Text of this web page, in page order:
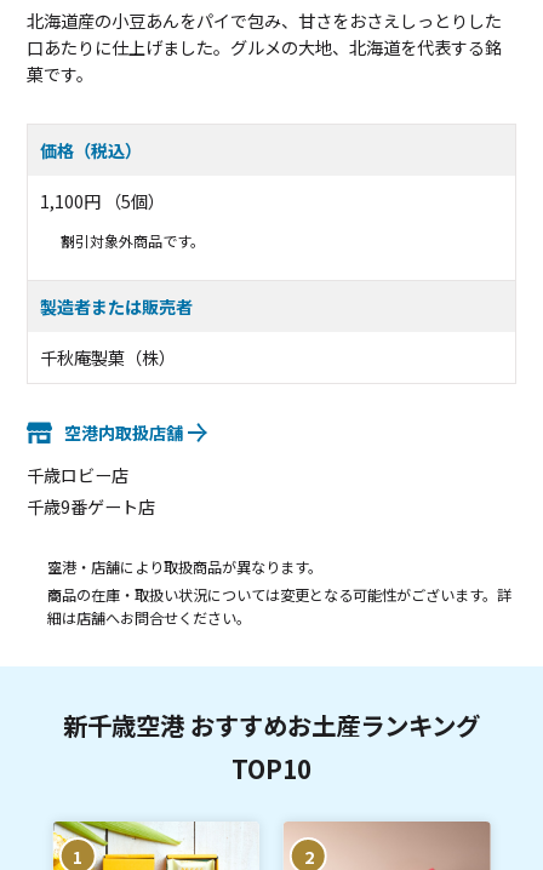
北海道産の小豆あんをパイで包み、甘さをおさえしっとりした
口あたりに仕上げました。グルメの大地、北海道を代表する銘
菓です。
価格（税込）
1,100円 （5個）
割引対象外商品です。
製造者または販売者
千秋庵製菓（株）
空港内取扱店舗
千歳ロビー店
千歳9番ゲート店
空港・店舗により取扱商品が異なります。
商品の在庫・取扱い状況については変更となる可能性がございます。詳
細は店舗へお問合せください。
新千歳空港 おすすめお土産ランキング
TOP10
1 2